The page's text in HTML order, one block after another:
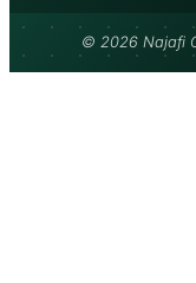
© 2026 Najafi